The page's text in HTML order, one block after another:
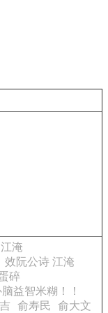
淹
效阮公诗 江淹
碎
益智米糊！！
俞寿民
俞大文